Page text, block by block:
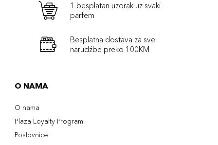
1 besplatan uzorak uz svaki
parfem
Besplatna dostava za sve
narudźbe preko 100KM
O NAMA
O nama
Plaza Loyalty Program
Poslovnice